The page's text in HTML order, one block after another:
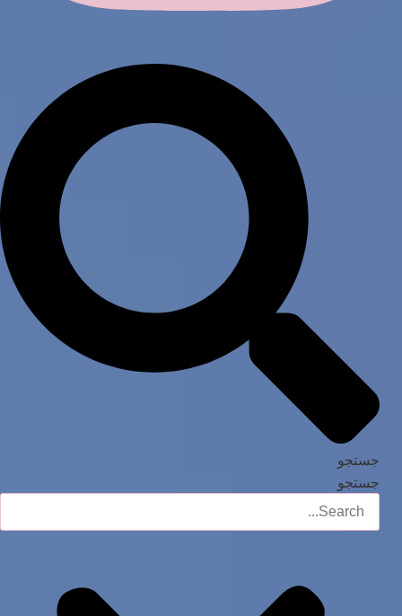
جستجو
جستجو